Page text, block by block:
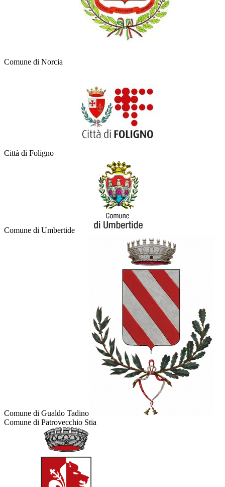
Comune di Norcia
Città di Foligno
Comune di Umbertide
Comune di Gualdo Tadino
Comune di Patrovecchio Stia